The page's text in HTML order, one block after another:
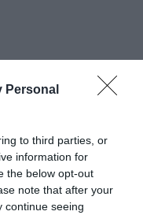
Personal
to third parties, or
information for
the below opt-out
note that after your
continue seeing